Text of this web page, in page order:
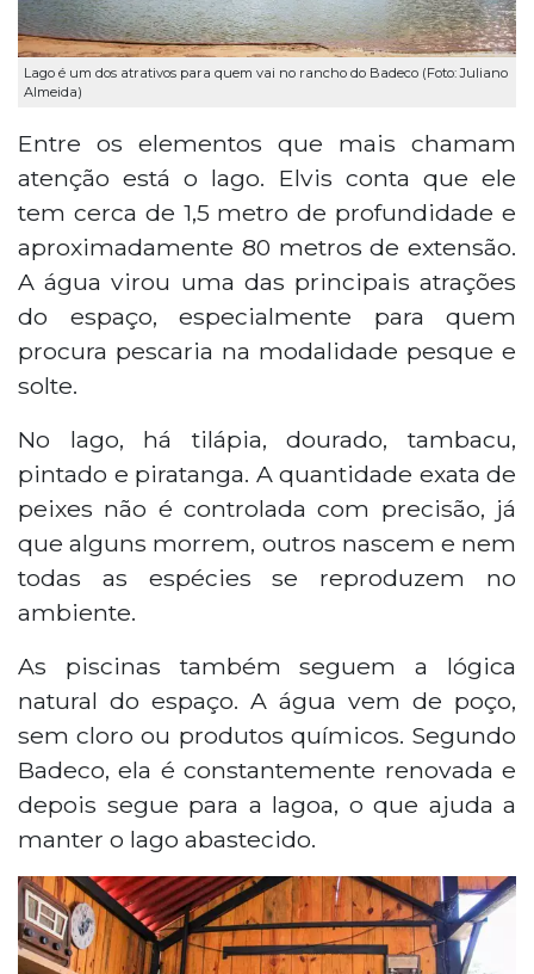
Lago é um dos atrativos para quem vai no rancho do Badeco (Foto: Juliano
Almeida)
Entre os elementos que mais chamam
atenção está o lago. Elvis conta que ele
tem cerca de 1,5 metro de profundidade e
aproximadamente 80 metros de extensão.
A água virou uma das principais atrações
do espaço, especialmente para quem
procura pescaria na modalidade pesque e
solte.
No lago, há tilápia, dourado, tambacu,
pintado e piratanga. A quantidade exata de
peixes não é controlada com precisão, já
que alguns morrem, outros nascem e nem
todas as espécies se reproduzem no
ambiente.
As piscinas também seguem a lógica
natural do espaço. A água vem de poço,
sem cloro ou produtos químicos. Segundo
Badeco, ela é constantemente renovada e
depois segue para a lagoa, o que ajuda a
manter o lago abastecido.